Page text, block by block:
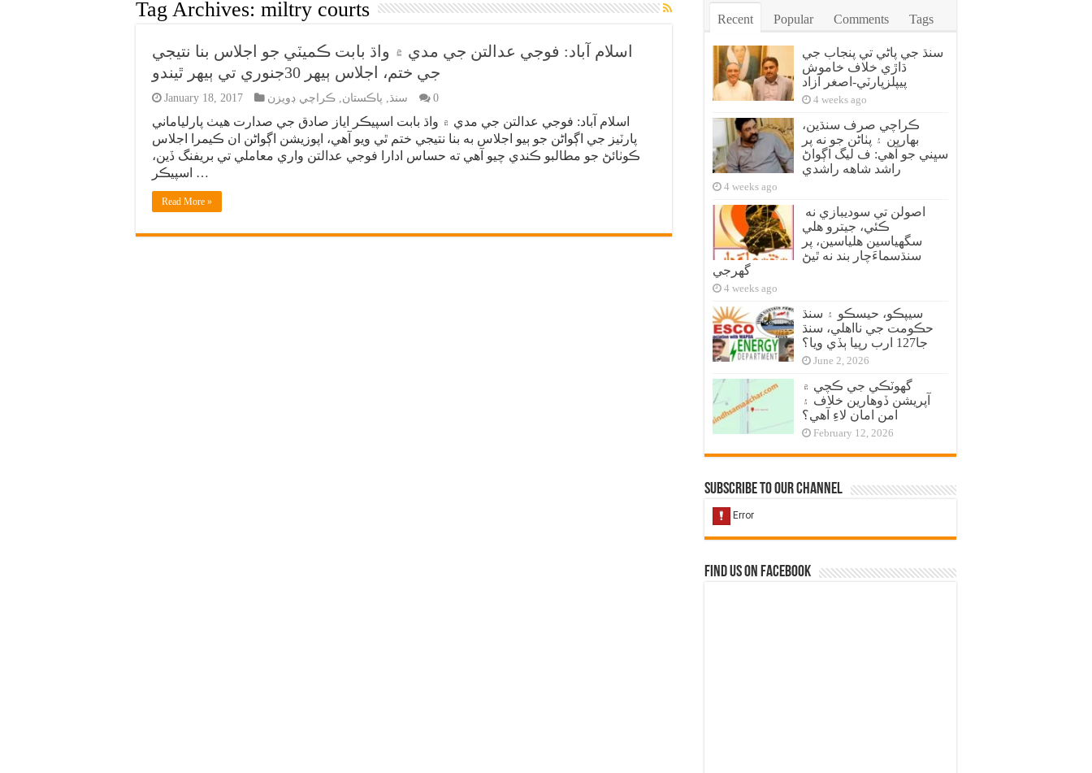
Tag Archives: miltry courts
اسلام آباد: فوجي عدالتن جي مدي ۾ واڌ بابت ڪميٽي جو اجلاس بنا نتيجي
جي ختم، اجلاس ٻيهر 30جنوري تي ٻيهر ٿيندو
January 18, 2017 سنڌ, پاڪستان, ڪراچي ڊويزن 0
اسلام آباد: فوجي عدالتن جي مدي ۾ واڌ بابت اسپيڪر اياز صادق جي صدارت هيٺ پارلياماني
پارٽيز جي اڳواڻن جو ٻيو اجلاس به بنا نتيجي ختم ٿي ويو آهي، اپوزيشن اڳواڻن ان ڪيمرا اجلاس
ڪوٺائڻ جو مطالبو ڪندي چيو آهي ته حساس ادارا فوجي عدالتن واري معاملي تي بريفنگ ڏين،
اسپيڪر …
Read More »
Recent Popular Comments Tags
سنڌ جي پاڻي تي پنجاب جي
ڌاڙي خلاف خاموش
پيپلزپارٽي-اصغر آزاد
4 weeks ago
ڪراچي صرف سنڌين،
بهارين ۽ پٺاڻن جو نه پر
سڀني جو آهي: ف ليگ اڳواڻ
راشد شاهه راشدي
4 weeks ago
ڪئي، جيترو هلي
سگهياسين هلياسين، پر
سنڌسماءَچار بند نه ٿيڻ
گهرجي
4 weeks ago
سيپڪو، حيسڪو ۽ سنڌ
حڪومت جي نااهلي، سنڌ
جا127 ارب رپيا ٻڏي ويا؟
June 2, 2026
گهوٽڪي جي ڪچي ۾
آپريشن ڏوهارين خلاف ۽
امن امان لاءِ آهي؟
February 12, 2026
Subscribe to our Channel
Find us on Facebook